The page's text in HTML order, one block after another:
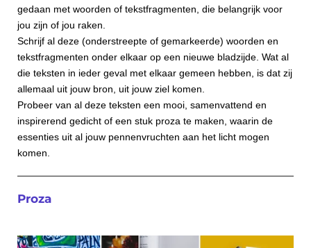
gedaan met woorden of tekstfragmenten, die belangrijk voor
jou zijn of jou raken.
Schrijf al deze (onderstreepte of gemarkeerde) woorden en
tekstfragmenten onder elkaar op een nieuwe bladzijde. Wat al
die teksten in ieder geval met elkaar gemeen hebben, is dat zij
allemaal uit jouw bron, uit jouw ziel komen.
Probeer van al deze teksten een mooi, samenvattend en
inspirerend gedicht of een stuk proza te maken, waarin de
essenties uit al jouw pennenvruchten aan het licht mogen
komen.
Proza